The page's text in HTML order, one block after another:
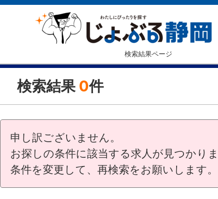
検索結果ページ
検索結果 0件
申し訳ございません。
お探しの条件に該当する求人が見つかり
条件を変更して、再検索をお願いします。